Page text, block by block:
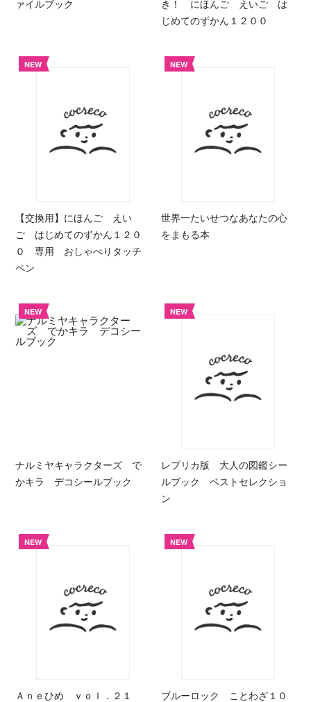
ァイルブック
き！ にほんご えいご は
じめてのずかん１２００
NEW
【交換用】にほんご えい
ご はじめてのずかん１２０
０ 専用 おしゃべりタッチ
ペン
NEW
世界一たいせつなあなたの心
をまもる本
NEW
ナルミヤキャラクターズ で
かキラ デコシールブック
NEW
レプリカ版 大人の図鑑シー
ルブック ベストセレクショ
ン
NEW
Ａｎｅひめ ｖｏｌ．２１
NEW
ブルーロック ことわざ１０